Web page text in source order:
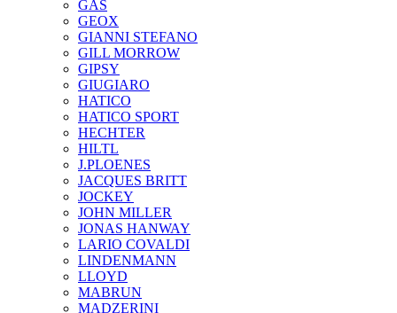
GAS
GEOX
GIANNI STEFANO
GILL MORROW
GIPSY
GIUGIARO
HATICO
HATICO SPORT
HECHTER
HILTL
J.PLOENES
JAСQUES BRITT
JOCKEY
JOHN MILLER
JONAS HANWAY
LARIO COVALDI
LINDENMANN
LLOYD
MABRUN
MADZERINI